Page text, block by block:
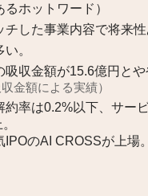
るホットワード）
チした事業内容で将来性
。
吸収金額が15.6億円とや
収金額による実績）
約率は0.2%以下、サー
IPOのAI CROSSが上場